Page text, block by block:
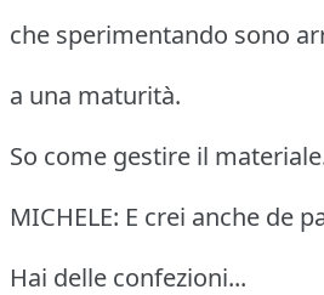
che sperimentando sono
a una maturità.
So come gestire il
MICHELE: E crei anche de
Hai delle confezioni...